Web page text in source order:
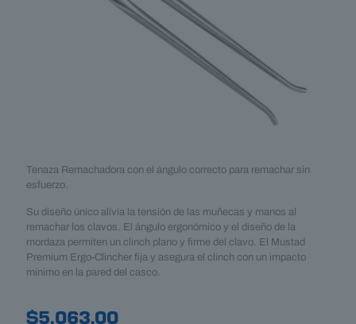
Tenaza Remachadora con el ángulo correcto para remachar sin
esfuerzo.
Su diseño único alivia la tensión de las muñecas y manos al
remachar los clavos. El ángulo ergonómico y el diseño de la
mordaza permiten un clinch plano y firme del clavo. El Mustad
Premium Ergo-Clincher fija y asegura el clinch con un impacto
mínimo en la pared del casco.